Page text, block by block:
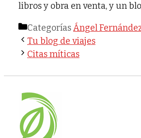
libros y obra en venta, y un
CategoríasÁngel
Tu blog de viajes
Citas míticas